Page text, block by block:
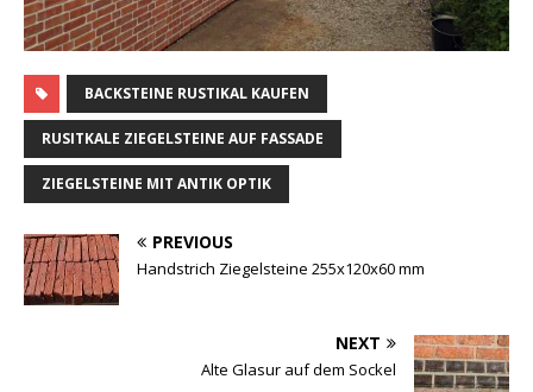
BACKSTEINE RUSTIKAL KAUFEN
RUSITKALE ZIEGELSTEINE AUF FASSADE
ZIEGELSTEINE MIT ANTIK OPTIK
PREVIOUS
Handstrich Ziegelsteine 255x120x60 mm
NEXT
Alte Glasur auf dem Sockel